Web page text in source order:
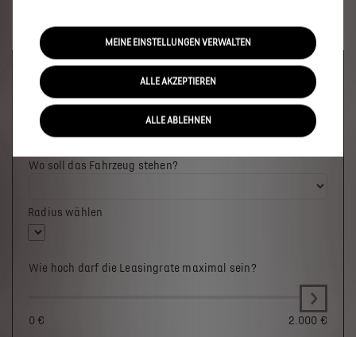
Welches Fahrzeug möchten Sie?
Wo soll das Fahrzeug stehen?
Radius wählen
Wie hoch darf die Leasingrate maximal sein?
0 € 2.000 €
MEINE EINSTELLUNGEN VERWALTEN
ALLE AKZEPTIEREN
ALLE ABLEHNEN